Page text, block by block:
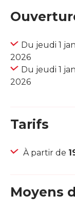
Du jeudi 1
2026
Du jeudi 1
2026
Tarifs
À partir de
Moyens